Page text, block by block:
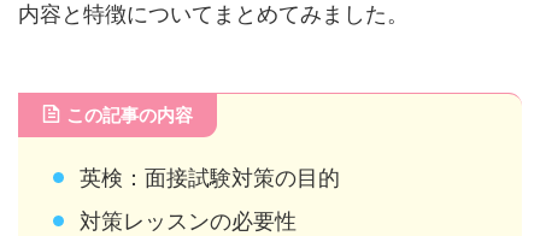
内容と特徴についてまとめてみました。
この記事の内容
英検：面接試験対策の目的
対策レッスンの必要性